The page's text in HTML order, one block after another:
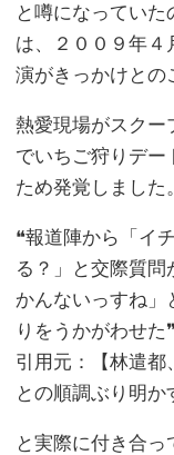
と噂になってい
は、２００９年４
演がきっかけとの
熱愛現場がスクー
でいちご狩りデー
ため発覚しました。
❝報道陣から「イ
る？」と交際質
かんないっすね」
りをうかがわせた❞
引用元：【林遣都
との順調ぶり明か
と実際に付き合